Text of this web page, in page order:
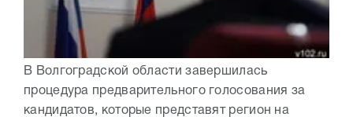
В Волгоградской области завершилась
процедура предварительного голосования за
кандидатов, которые представят регион на